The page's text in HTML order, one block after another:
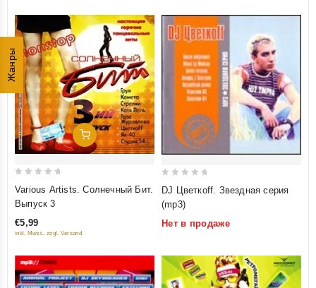
Жанры
Добавить В Корзину
5
Various Artists. Солнечный Бит.
Выпуск 3
€5,99
inkl. Mwst., zzgl. Versand
5
DJ Цветкоff. Звездная серия
(mp3)
Нет в продаже